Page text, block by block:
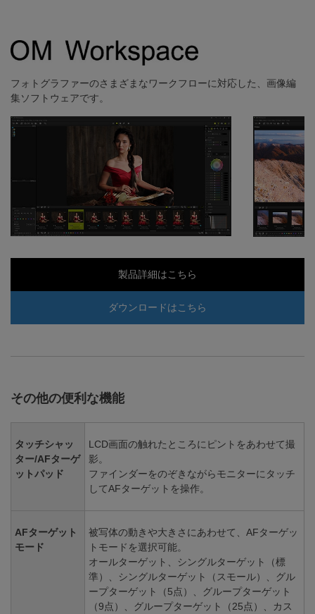
フォトグラファーのさまざまなワークフローに対応した、画像編
集ソフトウェアです。
製品詳細はこちら
ダウンロードはこちら
その他の便利な機能
タッチシャッ
ター/AFターゲ
ットパッド
LCD画面の触れたところにピントをあわせて撮
影。
ファインダーをのぞきながらモニターにタッチ
してAFターゲットを操作。
AFターゲット
モード
被写体の動きや大きさにあわせて、AFターゲッ
トモードを選択可能。
オールターゲット、シングルターゲット（標
準）、シングルターゲット（スモール）、グル
ープターゲット（5点）、グループターゲット
（9点）、グループターゲット（25点）、カス